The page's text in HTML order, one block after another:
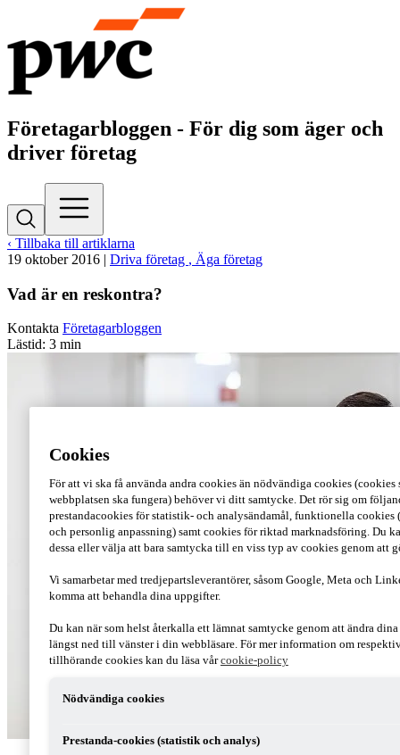
Företagarbloggen - För dig som äger och
driver företag
‹ Tillbaka till artiklarna
19 oktober 2016 | Driva företag , Äga företag
Vad är en reskontra?
Kontakta Företagarbloggen
Lästid: 3 min
Cookies
För att vi ska få använda andra cookies än nödvändiga cookies (cookies
webbplatsen ska fungera) behöver vi ditt samtycke. Det rör sig om
prestandacookies för statistik- och analysändamål, funktionella
och personlig anpassning) samt cookies för riktad marknadsföring. Du
dessa eller välja att bara samtycka till en viss typ av cookies genom att
Vi samarbetar med tredjepartsleverantörer, såsom Google, Meta och
komma att behandla dina uppgifter.
Du kan när som helst återkalla ett lämnat samtycke genom att ändra
längst ned till vänster i din webbläsare. För mer information om
tillhörande cookies kan du läsa vårcookie-policy
Nödvändiga cookies
Prestanda-cookies (statistik och analys)